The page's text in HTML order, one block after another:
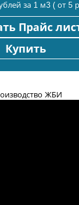
за 1 м3 ( от 5
Прайс
Купить
ЖБИ